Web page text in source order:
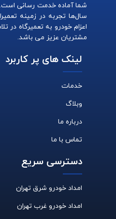
شما آماده خدمت رسانی است.
سال‌ها تجربه در زمینه
اعزام خودرو به تعمیرگاه در
مشتریان عزیز می باشد.
لینک های پر کاربرد
خدمات
وبلاگ
درباره ما
تماس با ما
دسترسی سریع
امداد خودرو شرق تهران
امداد خودرو غرب تهران